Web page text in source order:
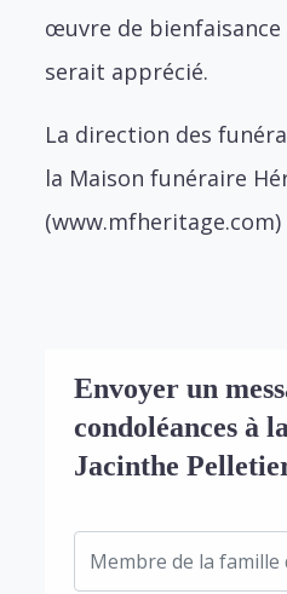
œuvre de
serait apprécié.
La direction des
la Maison funéraire
Envoyer un
condoléances à
Jacinthe